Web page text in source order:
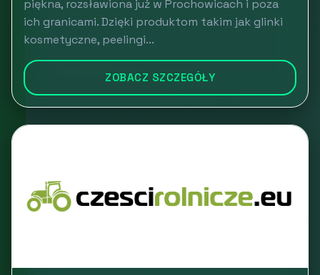
piękna, rozsławiona już w Prochowicach i poza
ich granicami. Dzięki produktom takim jak glinki
kosmetyczne, peelingi...
ZOBACZ SZCZEGÓŁY